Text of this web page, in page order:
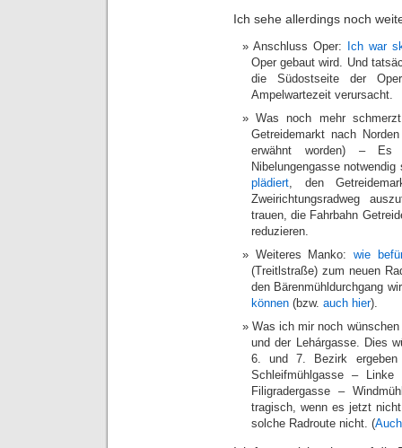
Ich sehe allerdings noch
Anschluss Oper:
Ich war
Oper gebaut wird. Und
die Südostseite der
Ampelwartezeit verursacht.
Was noch mehr
Getreidemarkt nach
erwähnt worden) – Es
Nibelungengasse
plädiert , den
Zweirichtungsradweg
trauen, die Fahrbahn
reduzieren.
Weiteres Manko:wie
(Treitlstraße) zum neuen
den Bärenmühldurchgang
können (bzw. auch hier).
Was ich mir noch
und der Lehárgasse. Dies
6. und 7. Bezirk ergeben
Schleifmühlgasse –
Filigradergasse –
tragisch, wenn es jetzt
solche Radroute nicht. (